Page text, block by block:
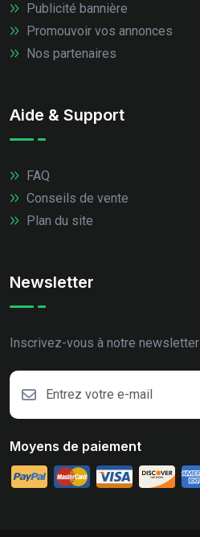
Publicité bannière
Promouvoir vos annonces
Nos partenaires
Aide & Support
FAQ
Conseils de vente
Plan du site
Newsletter
Inscrivez-vous à notre newsletter
Moyens de paiement